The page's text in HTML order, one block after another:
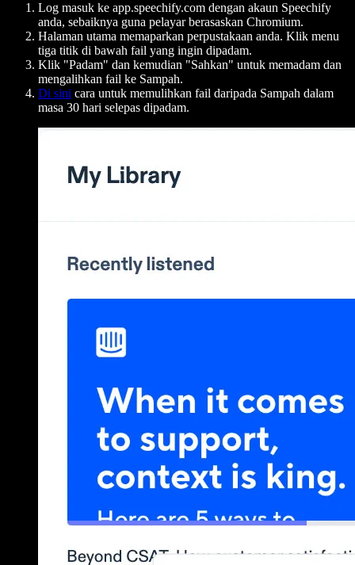
Log masuk ke app.speechify.com dengan akaun Speechify
anda, sebaiknya guna pelayar berasaskan Chromium.
Halaman utama memaparkan perpustakaan anda. Klik menu
tiga titik di bawah fail yang ingin dipadam.
Klik "Padam" dan kemudian "Sahkan" untuk memadam dan
mengalihkan fail ke Sampah.
Di sini cara untuk memulihkan fail daripada Sampah dalam
masa 30 hari selepas dipadam.